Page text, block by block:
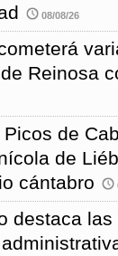
08/08/26
Reinosa
de
de
cántabro
destaca